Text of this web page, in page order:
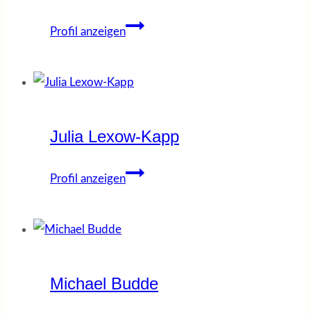
Profil anzeigenUdo
Julia Lexow-Kapp
Profil anzeigenJulia
Michael Budde